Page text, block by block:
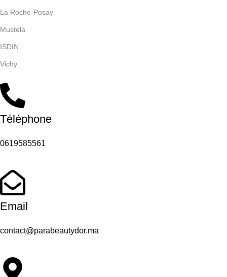
La Roche-Posay
Mustela
ISDIN
Vichy
Téléphone
0619585561
Email
contact@parabeautydor.ma